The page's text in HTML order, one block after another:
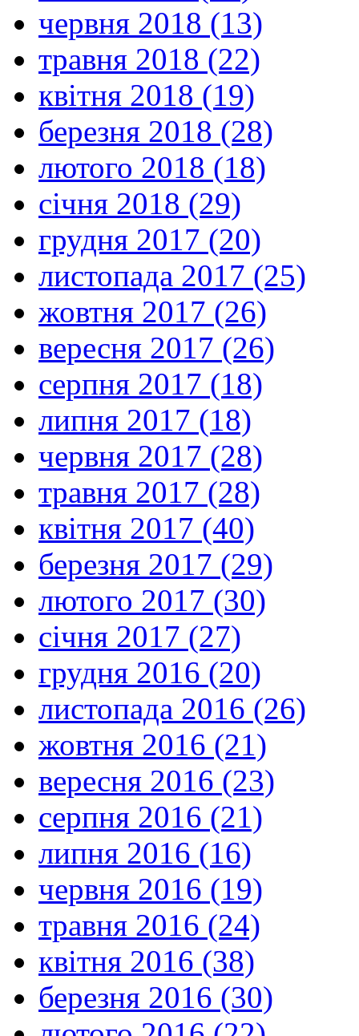
червня 2018 (13)
травня 2018 (22)
квітня 2018 (19)
березня 2018 (28)
лютого 2018 (18)
січня 2018 (29)
грудня 2017 (20)
листопада 2017 (25)
жовтня 2017 (26)
вересня 2017 (26)
серпня 2017 (18)
липня 2017 (18)
червня 2017 (28)
травня 2017 (28)
квітня 2017 (40)
березня 2017 (29)
лютого 2017 (30)
січня 2017 (27)
грудня 2016 (20)
листопада 2016 (26)
жовтня 2016 (21)
вересня 2016 (23)
серпня 2016 (21)
липня 2016 (16)
червня 2016 (19)
травня 2016 (24)
квітня 2016 (38)
березня 2016 (30)